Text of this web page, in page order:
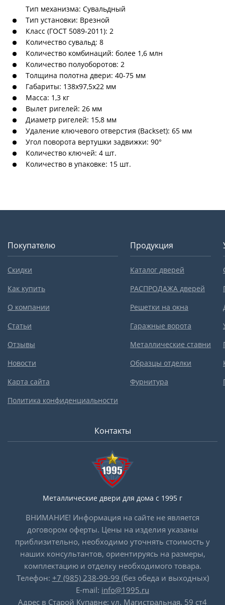
Тип механизма: Сувальдный
Тип установки: Врезной
Класс (ГОСТ 5089-2011): 2
Количество сувальд: 8
Количество комбинаций: более 1,6 млн
Количество полуоборотов: 2
Толщина полотна двери: 40-75 мм
Габариты: 138х97,5х22 мм
Масса: 1,3 кг
Вылет ригелей: 26 мм
Диаметр ригелей: 15,8 мм
Удаление ключевого отверстия (Backset): 65 мм
Угол поворота вертушки задвижки: 90°
Количество ключей: 4 шт.
Количество в упаковке: 15 шт.
Покупателю
Скидки
Как купить
О компании
Статьи
Отзывы
Новости
Карта сайта
Политика конфиденциальности
Продукция
Каталог дверей
РАСПРОДАЖА дверей
Решетки на окна
Гаражные ворота
Металлические ставни
Образцы отделки
Фурнитура
Контакты
Металлические двери для дома с 1995 г
ВНИМАНИЕ! Информация на сайте не является
договором оферты. Цены на изделия указаны
приблизительно, необходимо уточнять стоимость у
наших консультантов, ориентируясь на размеры,
комплектацию и отделку необходимого товара.
Телефон: +7 (985) 238-99-99 (без обеда и выходных)
E-mail: info@1995.ru
Адрес в Старой Купавне: ул. Магистральная, 59 ст4